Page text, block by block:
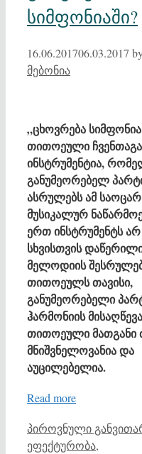
სიმფონიაში?
16.06.201706.03.2017
მებონია
„ცხოვრება
თითოეული
ინსტრუმენტია,
განუმეორებელ
ასრულებს ამ საოცარ
მუსიკალურ
ერთ ინსტრუმენტს
სხვისთვის
მელოდიის
თითოეულს თავისი,
განუმეორებელი
ჰარმონიის
თითოეული მათგანი
მნიშვნელოვანია და
აუცილებელია.
Read more
Categories
პიროვნული
ეფექტურობა,